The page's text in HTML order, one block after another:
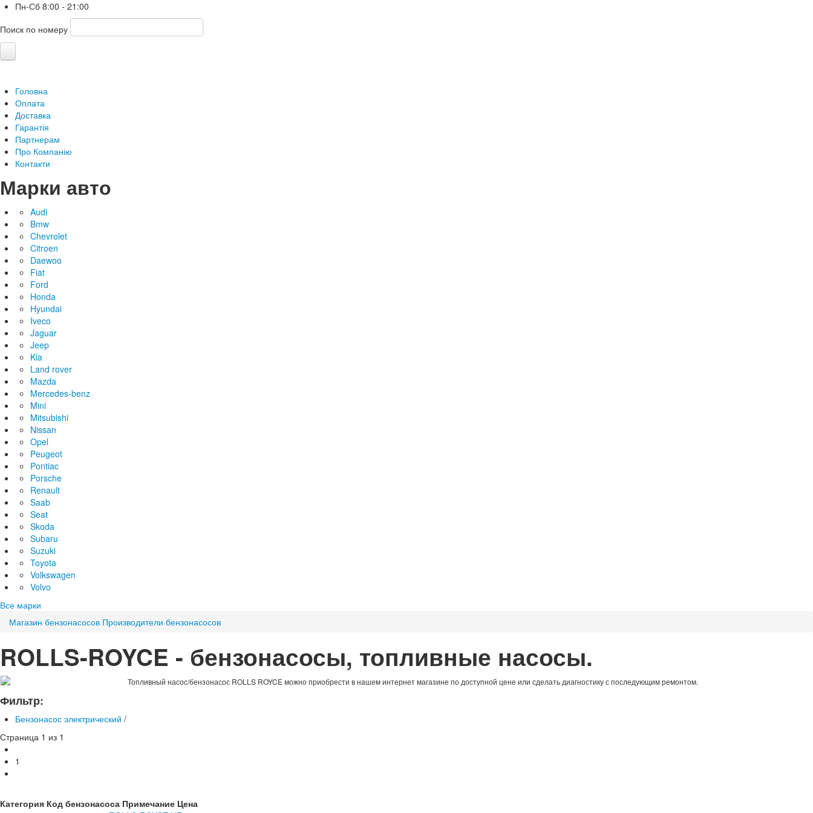
Пн-Сб 8:00 - 21:00
Поиск по номеру
Головна
Оплата
Доставка
Гарантія
Партнерам
Про Компанію
Контакти
Марки авто
Audi
Bmw
Chevrolet
Citroen
Daewoo
Fiat
Ford
Honda
Hyundai
Iveco
Jaguar
Jeep
Kia
Land rover
Mazda
Mercedes-benz
Mini
Mitsubishi
Nissan
Opel
Peugeot
Pontiac
Porsche
Renault
Saab
Seat
Skoda
Subaru
Suzuki
Toyota
Volkswagen
Volvo
Все марки
Магазин бензонасосов Производители бензонасосов
ROLLS-ROYCE - бензонасосы, топливные насосы.
Топливный насос/бензонасос ROLLS ROYCE можно приобрести в нашем интернет магазине по доступной цене или сделать диагностику с последующим ремонтом.
Фильтр:
Бензонасос электрический /
Страница 1 из 1
1
Категория Код бензонасоса Примечание Цена